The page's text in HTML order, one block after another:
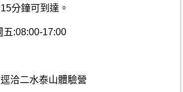
分鐘可到達。
五:08:00-17:00
洽二水泰山體驗營